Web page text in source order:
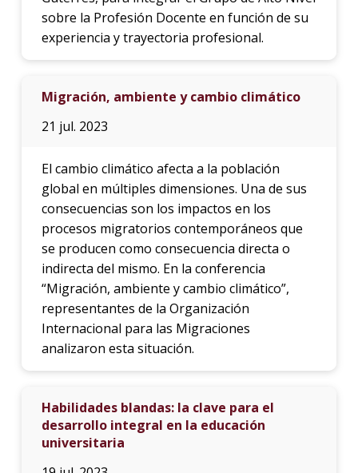
sobre la Profesión Docente en función de su
experiencia y trayectoria profesional.
Migración, ambiente y cambio climático
21 jul. 2023
El cambio climático afecta a la población
global en múltiples dimensiones. Una de sus
consecuencias son los impactos en los
procesos migratorios contemporáneos que
se producen como consecuencia directa o
indirecta del mismo. En la conferencia
“Migración, ambiente y cambio climático”,
representantes de la Organización
Internacional para las Migraciones
analizaron esta situación.
Habilidades blandas: la clave para el
desarrollo integral en la educación
universitaria